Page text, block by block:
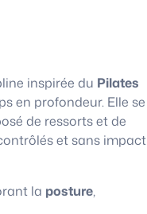
inspirée du Pilates
en profondeur. Elle se
de ressorts et de
et sans impact
la posture,